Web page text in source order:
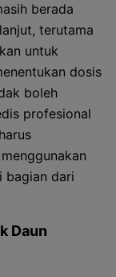
berada
terutama
untuk
dosis
boleh
profesional
bagian dari
Daun